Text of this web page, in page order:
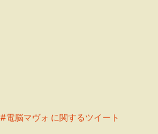
#電脳マヴォ に関するツイート